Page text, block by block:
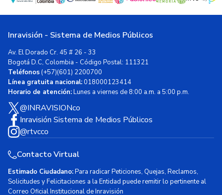
Inravisión - Sistema de Medios Públicos
Av. El Dorado Cr. 45 # 26 - 33
Bogotá D.C, Colombia - Código Postal: 111321
Teléfonos(+57)(601) 2200700
Línea gratuita nacional:018000123414
Horario de atención:Lunes a viernes de 8:00 a.m. a 5:00 p.m.
@INRAVISIONco
Inravisión Sistema de Medios Públicos
@rtvcco
Contacto Virtual
Estimado Ciudadano:Para radicar Peticiones, Quejas, Reclamos,
Solicitudes y Felicitaciones a la Entidad puede remitir lo pertinente al
Correo Oficial Institucional de Inravisión